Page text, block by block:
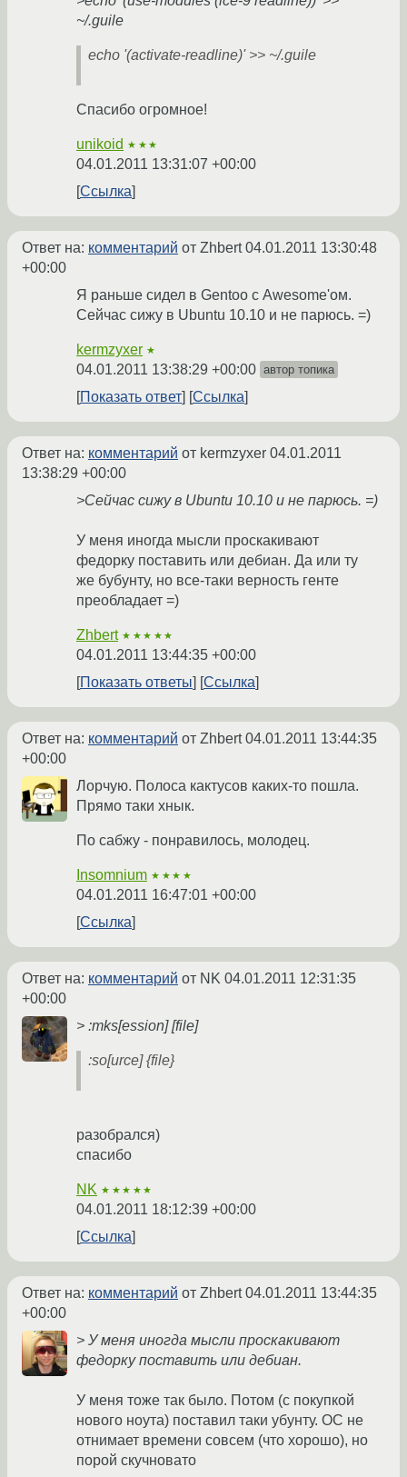
~/.guile
echo '(activate-readline)' >> ~/.guile
Спасибо огромное!
unikoid ★★★
04.01.2011 13:31:07 +00:00
Ссылка
Ответ на: комментарий от Zhbert04.01.2011 13:30:48
+00:00
Я раньше сидел в Gentoo с Awesome'ом.
Сейчас сижу в Ubuntu 10.10 и не парюсь. =)
kermzyxer ★
04.01.2011 13:38:29 +00:00 автор топика
Показать ответ Ссылка
Ответ на: комментарий от kermzyxer 04.01.2011
13:38:29 +00:00
>Сейчас сижу в Ubuntu 10.10 и не парюсь. =)
У меня иногда мысли проскакивают
федорку поставить или дебиан. Да или ту
же бубунту, но все-таки верность генте
преобладает =)
Zhbert ★★★★★
04.01.2011 13:44:35 +00:00
Показать ответы
Ссылка
Ответ на: комментарий от Zhbert04.01.2011 13:44:35
+00:00
Лорчую. Полоса кактусов каких-то пошла.
Прямо таки хнык.
По сабжу - понравилось, молодец.
Insomnium ★★★★
04.01.2011 16:47:01 +00:00
Ссылка
Ответ на: комментарий от NK 04.01.2011 12:31:35
+00:00
> :mks[ession] [file]
:so[urce] {file}
разобрался)
спасибо
NK ★★★★★
04.01.2011 18:12:39 +00:00
Ссылка
Ответ на: комментарий от Zhbert04.01.2011 13:44:35
+00:00
> У меня иногда мысли проскакивают
федорку поставить или дебиан.
У меня тоже так было. Потом (с покупкой
нового ноута) поставил таки убунту. ОС не
отнимает времени совсем (что хорошо), но
порой скучновато